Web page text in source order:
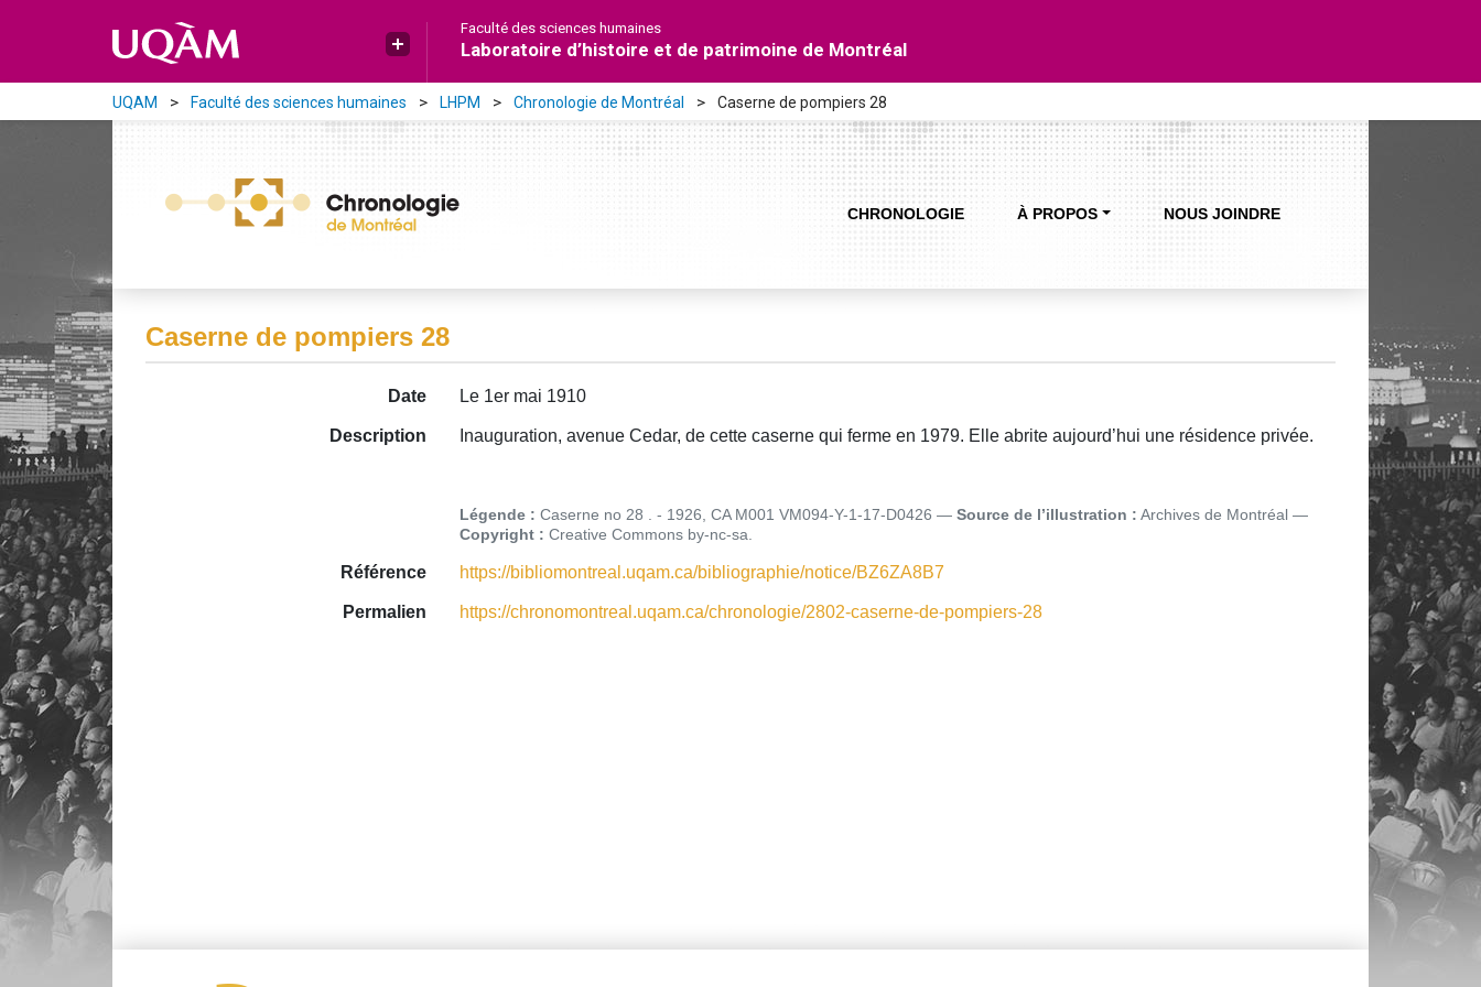
Faculté des sciences humaines
Laboratoire d’histoire et de patrimoine de Montréal
UQAM Faculté des sciences humaines LHPM Chronologie de Montréal Caserne de pompiers 28
CHRONOLOGIE À PROPOS NOUS JOINDRE
Caserne de pompiers 28
Date Le 1er mai 1910
Description Inauguration, avenue Cedar, de cette caserne qui ferme en 1979. Elle abrite aujourd’hui une résidence privée.
Légende : Caserne no 28 . - 1926, CA M001 VM094-Y-1-17-D0426 Source de l’illustration : Archives de Montréal
Copyright : Creative Commons by-nc-sa
Référence https://bibliomontreal.uqam.ca/bibliographie/notice/BZ6ZA8B7
Permalien https://chronomontreal.uqam.ca/chronologie/2802-caserne-de-pompiers-28